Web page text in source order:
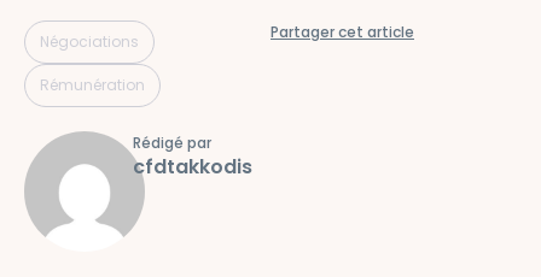
Négociations
Rémunération
Partager cet article
Rédigé par
cfdtakkodis